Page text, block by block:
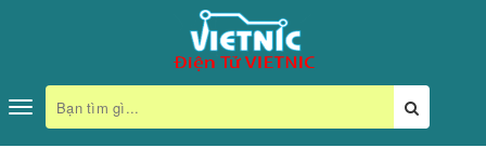
Toggle
navigation